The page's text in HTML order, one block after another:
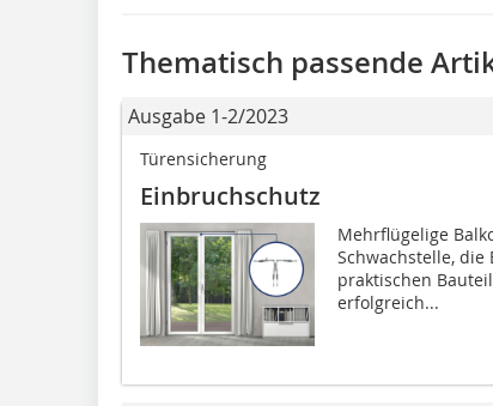
Thematisch passende
Ausgabe 1-2/2023
Türensicherung
Einbruchschutz
Mehrflügelige
Schwachstelle,
praktischen
erfolgreich...